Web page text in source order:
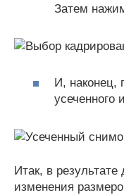
Затем
И, наконец,
усеченного
Итак, в
изменения